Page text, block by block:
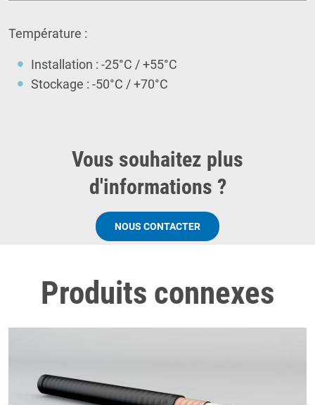
Température :
Installation : -25°C / +55°C
Stockage : -50°C / +70°C
Vous souhaitez plus
d'informations ?
NOUS CONTACTER
Produits connexes